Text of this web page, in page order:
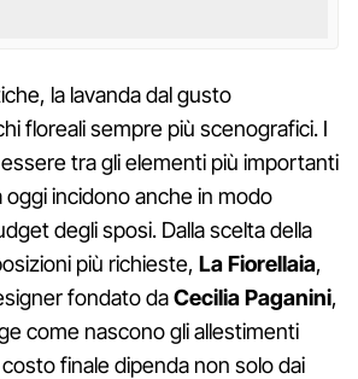
la lavanda dal gusto
floreali sempre più scenografici. I
tra gli elementi più importanti
oggi incidono anche in modo
degli sposi. Dalla scelta della
più richieste, La Fiorellaia,
fondato daCecilia Paganini,
come nascono gli allestimenti
finale dipenda non solo dai